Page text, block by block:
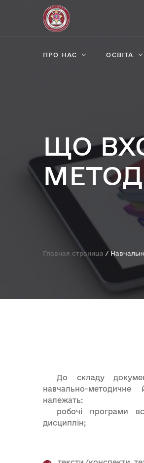
ПРО НАС ОСВІТА
ЩО
Главная страница /
До складу
навчально-методичне
належать:
робочі програми
дисциплін;